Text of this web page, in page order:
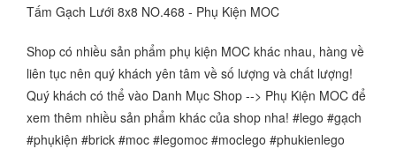
Tấm Gạch Lưới 8x8 NO.468 - Phụ Kiện MOC
Shop có nhiều sản phẩm phụ kiện MOC khác nhau, hàng về
liên tục nên quý khách yên tâm về số lượng và chất lượng!
Quý khách có thể vào Danh Mục Shop --> Phụ Kiện MOC để
xem thêm nhiều sản phẩm khác của shop nha! #lego #gạch
#phụkiện #brick #moc #legomoc #moclego #phukienlego